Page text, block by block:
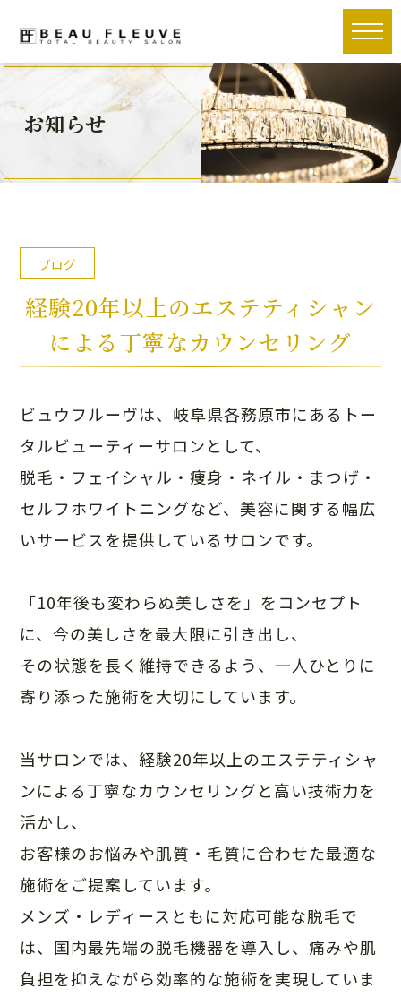
toggle
お知らせ
ブログ
経験20年以上のエステティシャン
による丁寧なカウンセリング
ビュウフルーヴは、岐阜県各務原市にあるトー
タルビューティーサロンとして、
脱毛・フェイシャル・痩身・ネイル・まつげ・
セルフホワイトニングなど、美容に関する幅広
いサービスを提供しているサロンです。
「10年後も変わらぬ美しさを」をコンセプト
に、今の美しさを最大限に引き出し、
その状態を長く維持できるよう、一人ひとりに
寄り添った施術を大切にしています。
当サロンでは、経験20年以上のエステティシャ
ンによる丁寧なカウンセリングと高い技術力を
活かし、
お客様のお悩みや肌質・毛質に合わせた最適な
施術をご提案しています。
メンズ・レディースともに対応可能な脱毛で
は、国内最先端の脱毛機器を導入し、痛みや肌
負担を抑えながら効率的な施術を実現していま